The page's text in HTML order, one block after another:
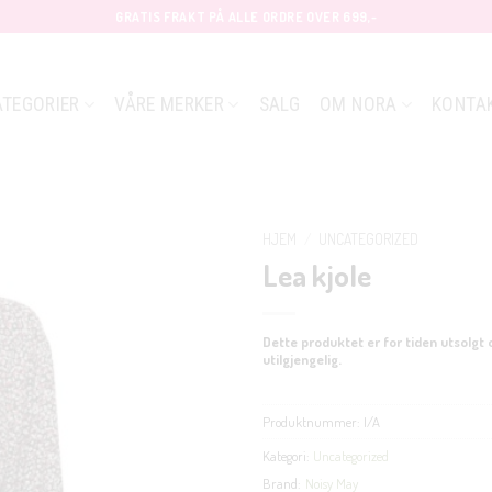
Lea kjole
Dette produktet er for tiden utsolgt
utilgjengelig.
Produktnummer: I/A
Kategori: Uncategorized
Brand: Noisy May